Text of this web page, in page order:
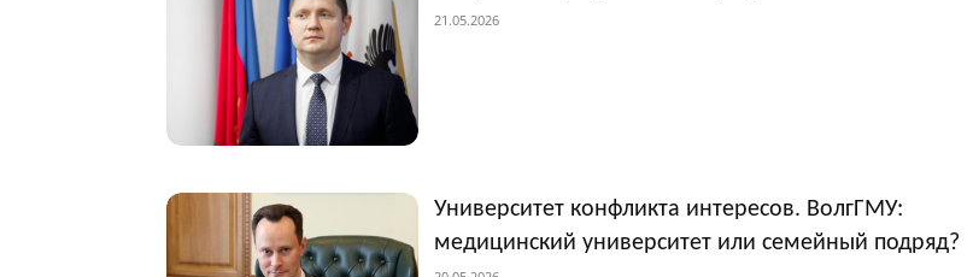
21.05.2026
Университет конфликта интересов. ВолгГМУ:
медицинский университет или семейный подряд?